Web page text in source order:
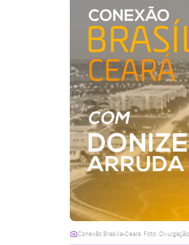
Conexão Brasília-Ceará. Foto: Divulgação